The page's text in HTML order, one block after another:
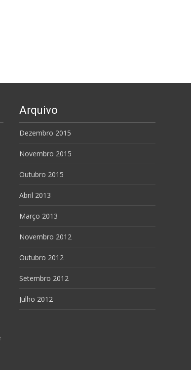
Arquivo
Dezembro 2015
Novembro 2015
Outubro 2015
Abril 2013
Março 2013
Novembro 2012
Outubro 2012
Setembro 2012
Julho 2012